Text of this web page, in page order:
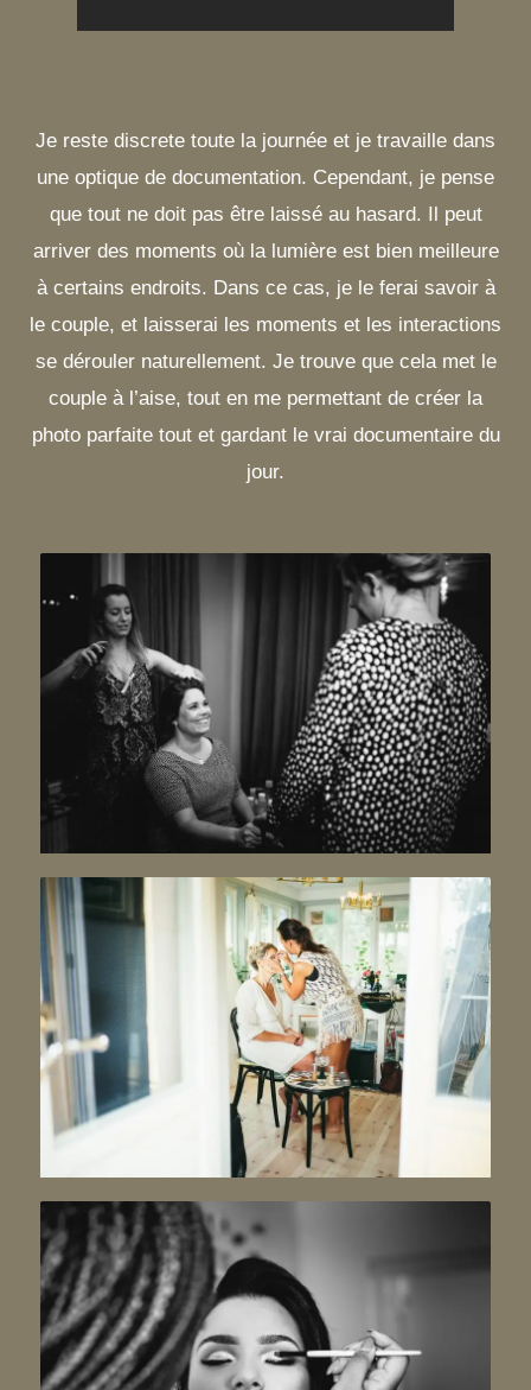
Je reste discrete toute la journée et je travaille dans
une optique de documentation. Cependant, je pense
que tout ne doit pas être laissé au hasard. Il peut
arriver des moments où la lumière est bien meilleure
à certains endroits. Dans ce cas, je le ferai savoir à
le couple, et laisserai les moments et les interactions
se dérouler naturellement. Je trouve que cela met le
couple à l’aise, tout en me permettant de créer la
photo parfaite tout et gardant le vrai documentaire du
jour.